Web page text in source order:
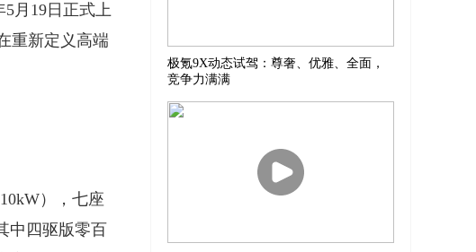
月19日正式上
重新定义高端
），七座
中四驱版零百
极氪9X动态试驾：尊奢、优雅、全面，
竞争力满满